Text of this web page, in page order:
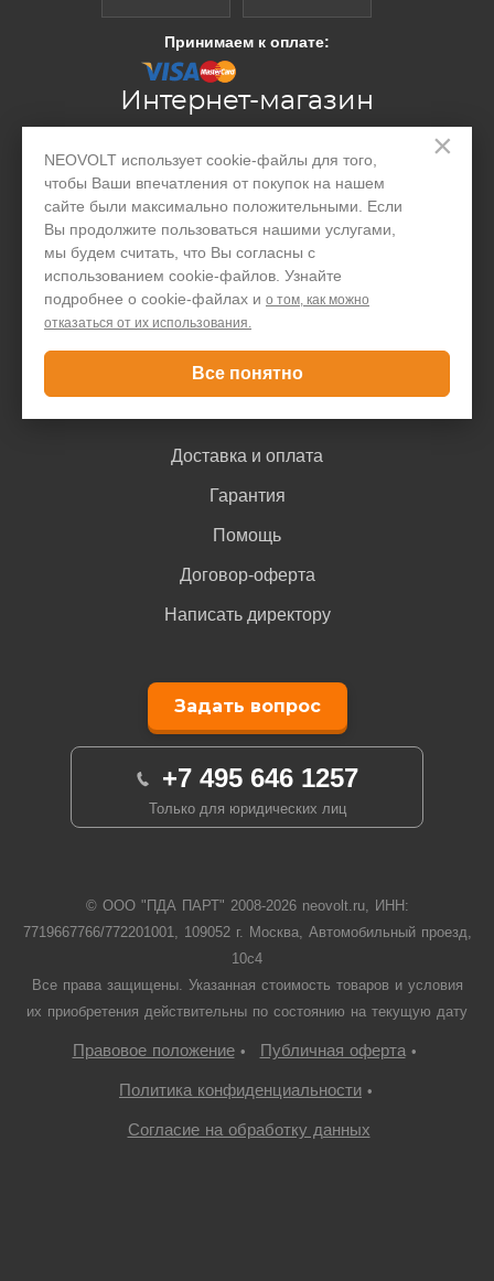
×
NEOVOLT использует cookie-файлы для того,
чтобы Ваши впечатления от покупок на нашем
сайте были максимально положительными. Если
Вы продолжите пользоваться нашими услугами,
мы будем считать, что Вы согласны с
использованием cookie-файлов. Узнайте
подробнее о cookie-файлах и о том, как можно
отказаться от их использования.
Все понятно
Принимаем к оплате:
Интернет-магазин
Производство
Организациям
Акции и скидки
Блог
Контакты
Покупателю
Доставка и оплата
Гарантия
Помощь
Договор-оферта
Написать директору
Задать вопрос
+7 495 646 1257
Только для юридических лиц
© ООО "ПДА ПАРТ" 2008-2026neovolt.ru, ИНН:
7719667766/772201001, 109052 г. Москва, Автомобильный проезд,
10с4
Все права защищены. Указанная стоимость товаров и условия
их приобретения действительны по состоянию на текущую дату
Правовое положение• Публичная оферта•
Политика конфиденциальности •
Согласие на обработку данных